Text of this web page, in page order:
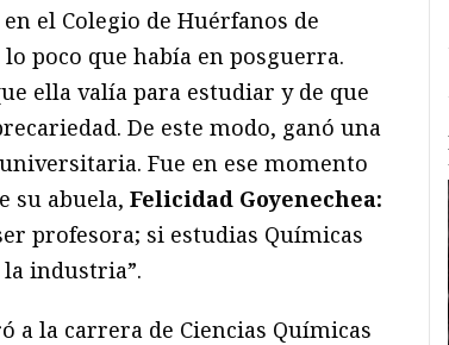
el Colegio de Huérfanos de
poco que había en posguerra.
ella valía para estudiar y de que
De este modo, ganó una
Fue en ese momento
su abuela, Felicidad Goyenechea:
profesora; si estudias Químicas
industria”.
a la carrera de Ciencias Químicas